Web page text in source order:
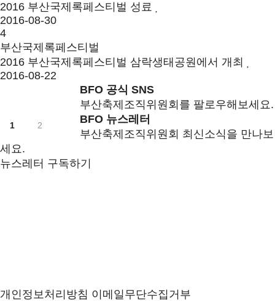
2016 부산국제록페스티벌 성료
2016-08-30
4
부산국제록페스티벌
2016 부산국제록페스티벌 삼락생태공원에서 개최
2016-08-22
1 2
BFO 공식 SNS
부산축제조직위원회를 팔로우해보세요.
BFO 뉴스레터
부산축제조직위원회 최신소식을 만나보
세요.
뉴스레터 구독하기
개인정보처리방침 이메일무단수집거부